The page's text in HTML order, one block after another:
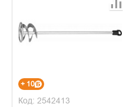
+ 10
Код: 2542413